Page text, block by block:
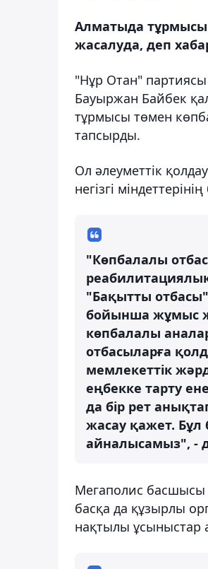
Алматыда тұрмысы
жасалуда, деп
"Нұр Отан"
Бауыржан Байбек
тұрмысы төмен
тапсырды.
Ол әлеуметтік
негізгі
"Көпбалалы
"Бақытты
бойынша жұмыс
көпбалалы
отбасыларға
мемлекеттік
еңбекке тарту
да бір рет
жасау қажет. Бұл
айналысамыз", -
Мегаполис басшысы
басқа да құзырлы
нақтылы ұсыныстар